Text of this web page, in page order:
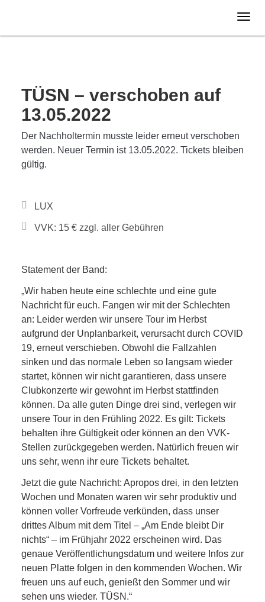
VERLEGT
28.10.
TÜSN – verschoben auf
13.05.2022
Der Nachholtermin musste leider erneut verschoben
werden. Neuer Termin ist 13.05.2022. Tickets bleiben
gültig.
LUX
VVK: 15 € zzgl. aller Gebühren
Statement der Band:
„Wir haben heute eine schlechte und eine gute
Nachricht für euch. Fangen wir mit der Schlechten
an: Leider werden wir unsere Tour im Herbst
aufgrund der Unplanbarkeit, verursacht durch COVID
19, erneut verschieben. Obwohl die Fallzahlen
sinken und das normale Leben so langsam wieder
startet, können wir nicht garantieren, dass unsere
Clubkonzerte wir gewohnt im Herbst stattfinden
können. Da alle guten Dinge drei sind, verlegen wir
unsere Tour in den Frühling 2022. Es gilt: Tickets
behalten ihre Gültigkeit oder können an den VVK-
Stellen zurückgegeben werden. Natürlich freuen wir
uns sehr, wenn ihr eure Tickets behaltet.
Jetzt die gute Nachricht: Apropos drei, in den letzten
Wochen und Monaten waren wir sehr produktiv und
können voller Vorfreude verkünden, dass unser
drittes Album mit dem Titel – „Am Ende bleibt Dir
nichts“ – im Frühjahr 2022 erscheinen wird. Das
genaue Veröffentlichungsdatum und weitere Infos zur
neuen Platte folgen in den kommenden Wochen. Wir
freuen uns auf euch, genießt den Sommer und wir
sehen uns wieder. TÜSN.“